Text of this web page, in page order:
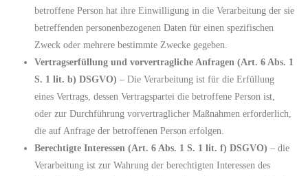
betroffene Person hat ihre Einwilligung in die Verarbeitung der sie
betreffenden personenbezogenen Daten für einen spezifischen
Zweck oder mehrere bestimmte Zwecke gegeben.
Vertragserfüllung und vorvertragliche Anfragen (Art. 6 Abs. 1
S. 1 lit. b) DSGVO) – Die Verarbeitung ist für die Erfüllung
eines Vertrags, dessen Vertragspartei die betroffene Person ist,
oder zur Durchführung vorvertraglicher Maßnahmen erforderlich,
die auf Anfrage der betroffenen Person erfolgen.
Berechtigte Interessen (Art. 6 Abs. 1 S. 1 lit. f) DSGVO) – die
Verarbeitung ist zur Wahrung der berechtigten Interessen des